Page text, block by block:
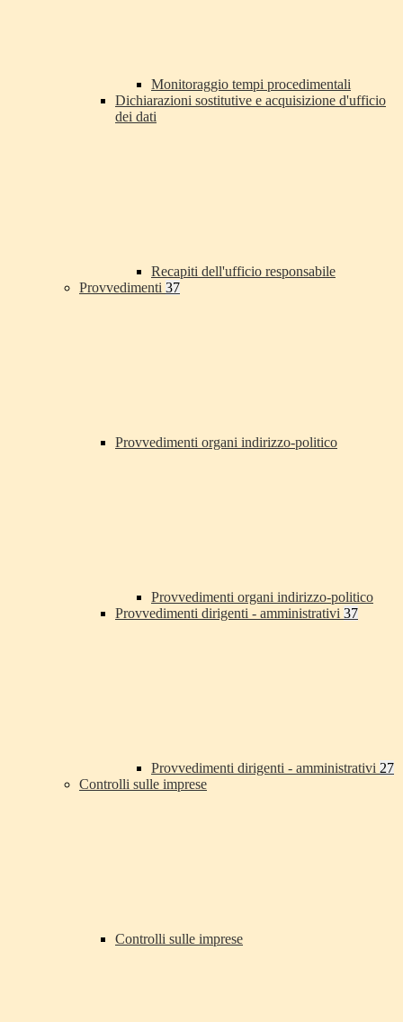
Monitoraggio tempi procedimentali
Dichiarazioni sostitutive e acquisizione d'ufficio
dei dati
Recapiti dell'ufficio responsabile
Provvedimenti 37
Provvedimenti organi indirizzo-politico
Provvedimenti organi indirizzo-politico
Provvedimenti dirigenti - amministrativi 37
Provvedimenti dirigenti - amministrativi 27
Controlli sulle imprese
Controlli sulle imprese